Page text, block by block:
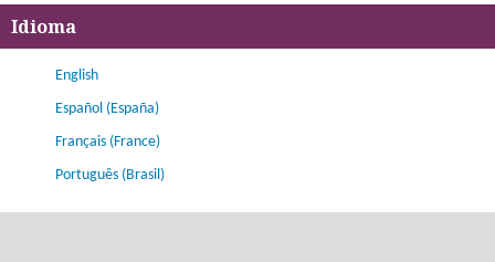
Idioma
English
Español (España)
Français (France)
Português (Brasil)